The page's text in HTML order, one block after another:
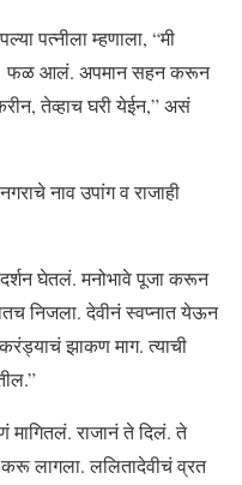
पत्नीला म्हणाला, “मी
॥ फळ आलं. अपमान सहन करून
तेव्हाच घरी येईन,” असं
नाव उपांग व राजाही
घेतलं. मनोभावे पूजा करून
निजला. देवीनं स्वप्नात येऊन
झाकण माग. त्याची
मागितलं. राजानं ते दिलं. ते
लागला. ललितादेवीचं व्रत